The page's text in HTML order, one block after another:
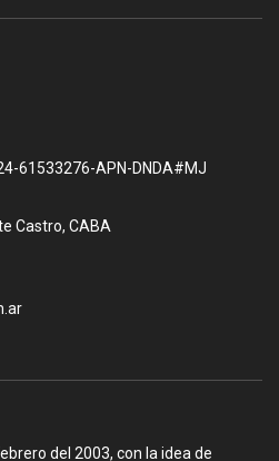
61533276-APN-DNDA#MJ
Castro, CABA
del 2003, con la idea de